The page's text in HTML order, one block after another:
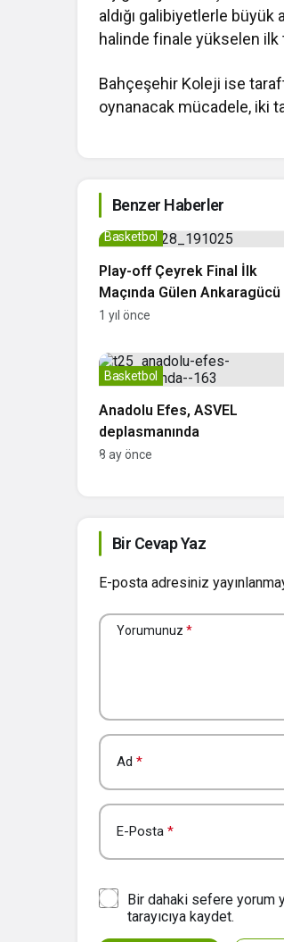
aldığı galibiyetlerle büyük
halinde finale yükselen ilk
Bahçeşehir Koleji ise
oynanacak mücadele, iki
Benzer Haberler
Play-off Çeyrek Final İlk
Maçında Gülen Ankaragücü
Basketbol
1 yıl önce
Anadolu Efes, ASVEL
deplasmanında
Basketbol
8 ay önce
Bir Cevap Yaz
E-posta adresiniz
Yorumunuz *
Ad *
E-Posta *
Bir dahaki sefere yorum
tarayıcıya kaydet.